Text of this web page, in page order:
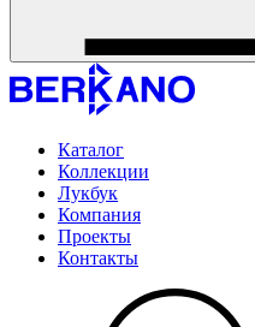
Каталог
Коллекции
Лукбук
Компания
Проекты
Контакты